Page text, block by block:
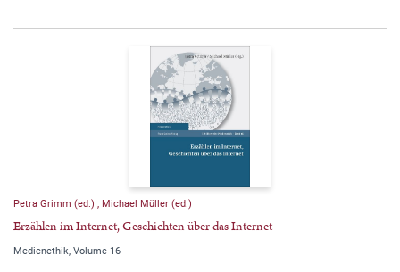
Petra Grimm (ed.) Michael Müller (ed.)
Erzählen im Internet, Geschichten über das Internet
Medienethik, Volume 16